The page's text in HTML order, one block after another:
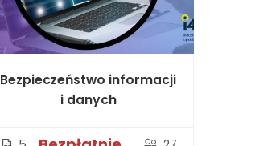
Bezpieczeństwo informacji
i danych